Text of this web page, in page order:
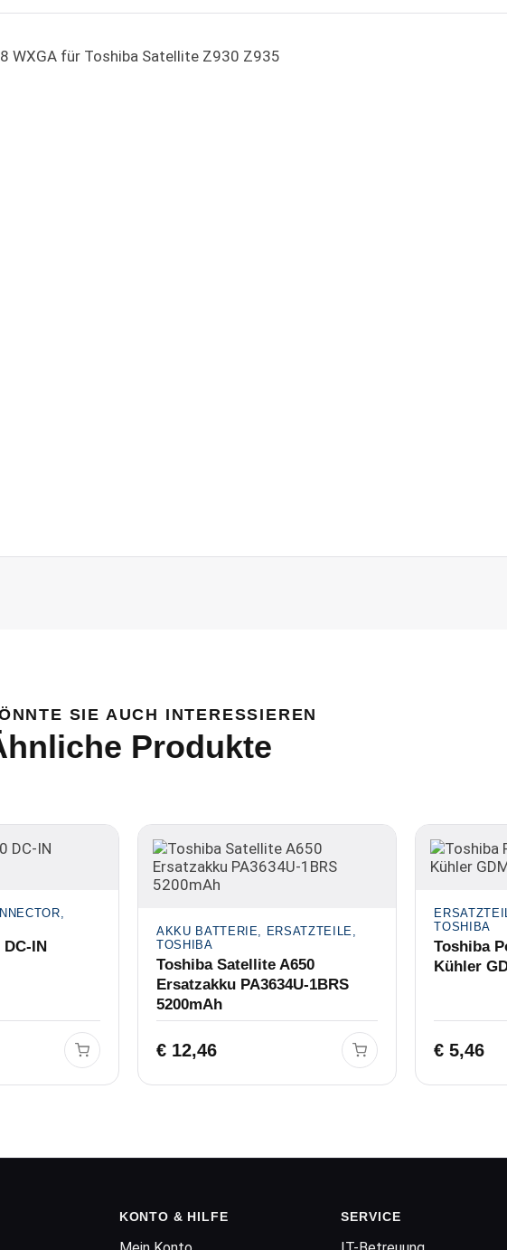
WXGA für Toshiba Satellite Z930 Z935
SIE AUCH INTERESSIEREN
Produkte
IN
AKKU BATTERIE, ERSATZTEILE,
TOSHIBA
Toshiba Satellite A650
Ersatzakku PA3634U-1BRS
5200mAh
€ 12,46
TOSHIBA
Toshiba
Kühler
€ 5,46
KONTO & HILFE SERVICE